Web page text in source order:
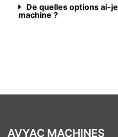
De quelles options ai-
machine ?
AVYAC MACHINES